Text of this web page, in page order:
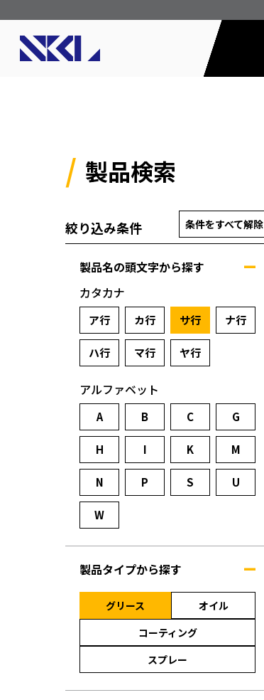
製品検索
絞り込み条件 条件をすべて解除
製品名の頭文字から探す
カタカナ
ア行 カ行 サ行 ナ行
ハ行 マ行 ヤ行
アルファベット
A B C G
H I K M
N P S U
W
製品タイプから探す
グリース
オイル
コーティング
スプレー